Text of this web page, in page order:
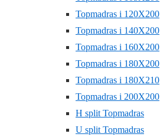
Topmadras i 120X200
Topmadras i 140X200
Topmadras i 160X200
Topmadras i 180X200
Topmadras i 180X210
Topmadras i 200X200
H split Topmadras
U split Topmadras